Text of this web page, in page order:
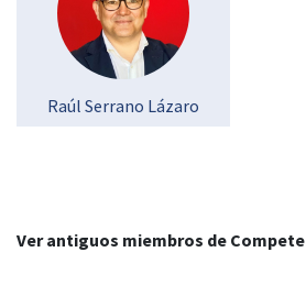
Raúl Serrano Lázaro
Ver antiguos miembros de Compete